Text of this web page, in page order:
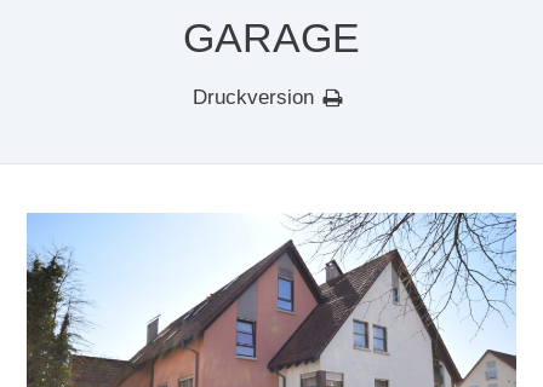
GARAGE
Druckversion